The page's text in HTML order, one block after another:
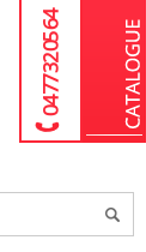
04 77 32 05 64